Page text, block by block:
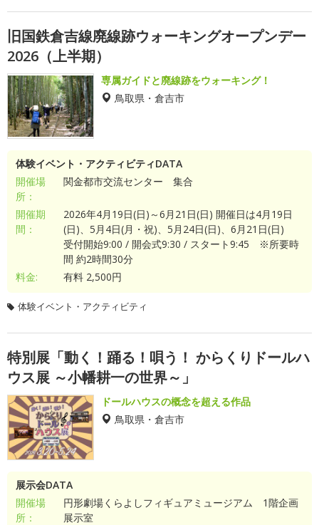
旧国鉄倉吉線廃線跡ウォーキングオープンデー
2026（上半期）
専属ガイドと廃線跡をウォーキング！
鳥取県・倉吉市
体験イベント・アクティビティDATA
開催場
所：
関金都市交流センター 集合
開催期
間：
2026年4月19日(日)～6月21日(日) 開催日は4月19日
(日)、5月4日(月・祝)、5月24日(日)、6月21日(日)
受付開始9:00 / 開会式9:30 / スタート9:45 ※所要時
間 約2時間30分
料金:
有料 2,500円
体験イベント・アクティビティ
特別展「動く！踊る！唄う！ からくりドールハ
ウス展 ～小幡耕一の世界～」
ドールハウスの概念を超える作品
鳥取県・倉吉市
展示会DATA
開催場
所：
円形劇場くらよしフィギュアミュージアム 1階企画
展示室